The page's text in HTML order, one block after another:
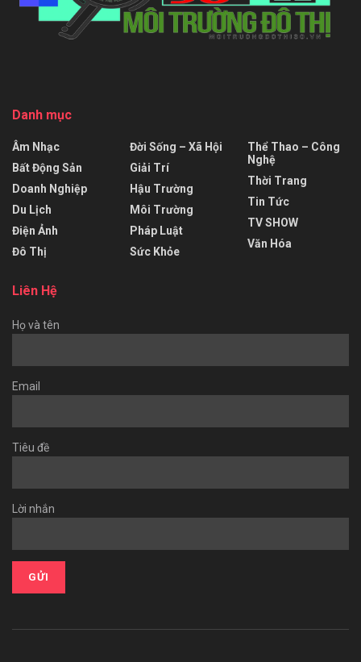
Danh mục
Âm Nhạc
Bất Động Sản
Doanh Nghiệp
Du Lịch
Điện Ảnh
Đô Thị
Đời Sống – Xã Hội
Giải Trí
Hậu Trường
Môi Trường
Pháp Luật
Sức Khỏe
Thể Thao – Công
Nghệ
Thời Trang
Tin Tức
TV SHOW
Văn Hóa
Liên Hệ
Họ và tên
Email
Tiêu đề
Lời nhắn